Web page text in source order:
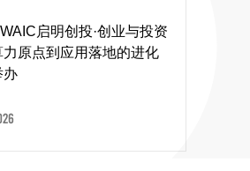
启明创投·创业与投资
原点到应用落地的进化
办